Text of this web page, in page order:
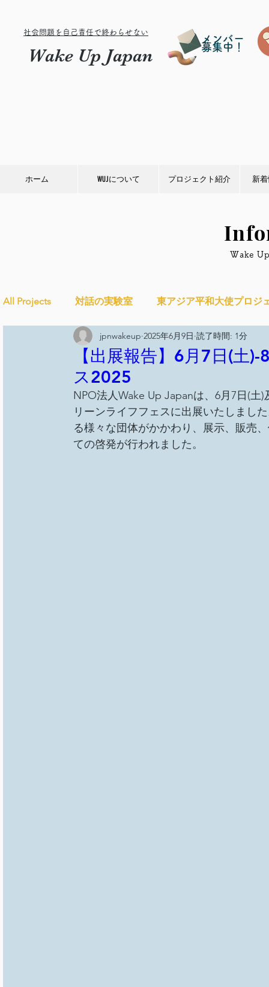
社会問題を自己責任で終わらせない
Wake Up Japan
メンバー
募集中！
ホーム WUJについて プロジェクト紹介 新
​Wake
All Projects 対話の実験室 東アジア平和大使プロジ
Ethical＆Sustainably シティズンシップ啓発出前授
YouthCan CHANGE 社会を変
セルフケアプロジェクト 教材開発
【出展報告】6月7日(土
ス2025
jpnwakeup 2025年6月9日 読了時間: 1分
NPO法人Wake Up Japanは、6月7日(
リーンライフフェスに出展いたしまし
る様々な団体がかかわり、展示、販売
ての啓発が行われました。